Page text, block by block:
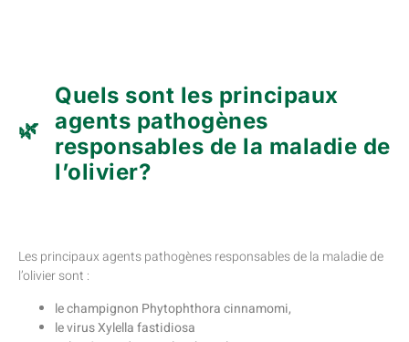
Quels sont les principaux
agents pathogènes
responsables de la maladie de
l’olivier?
Les principaux agents pathogènes responsables de la maladie de
l’olivier sont :
le champignon Phytophthora cinnamomi,
le virus Xylella fastidiosa